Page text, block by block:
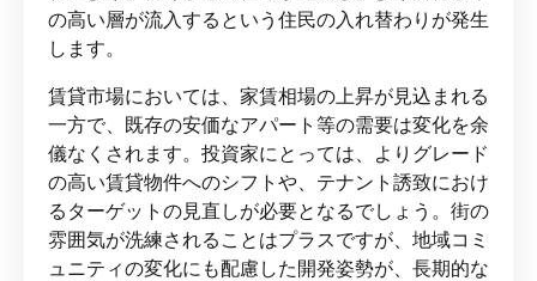
の高い層が流入するという住民の入れ替わりが発生
します。
賃貸市場においては、家賃相場の上昇が見込まれる
一方で、既存の安価なアパート等の需要は変化を余
儀なくされます。投資家にとっては、よりグレード
の高い賃貸物件へのシフトや、テナント誘致におけ
るターゲットの見直しが必要となるでしょう。街の
雰囲気が洗練されることはプラスですが、地域コミ
ュニティの変化にも配慮した開発姿勢が、長期的な